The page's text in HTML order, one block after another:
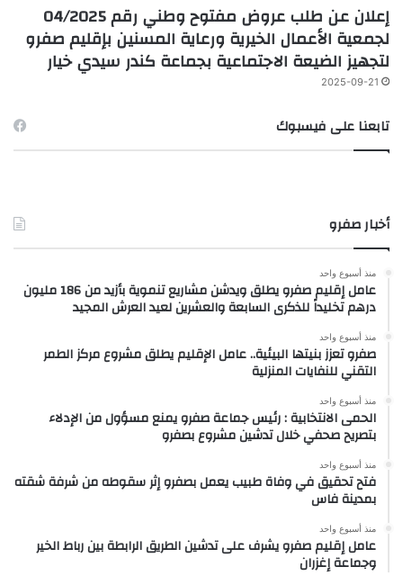
إعلان عن طلب عروض مفتوح وطني رقم 04/2025
لجمعية الأعمال الخيرية ورعاية المسنين بإقليم صفرو
لتجهيز الضيعة الاجتماعية بجماعة كندر سيدي خيار
2025-09-21
تابعنا على فيسبوك
أخبار صفرو
منذ أسبوع واحد
عامل إقليم صفرو يطلق ويدشن مشاريع تنموية بأزيد من 186 مليون
درهم تخليداً للذكرى السابعة والعشرين لعيد العرش المجيد
منذ أسبوع واحد
صفرو تعزز بنيتها البيئية.. عامل الإقليم يطلق مشروع مركز الطمر
التقني للنفايات المنزلية
منذ أسبوع واحد
الحمى الانتخابية : رئيس جماعة صفرو يمنع مسؤول من الإدلاء
بتصريح صحفي خلال تدشين مشروع بصفرو
منذ أسبوع واحد
فتح تحقيق في وفاة طبيب يعمل بصفرو إثر سقوطه من شرفة شقته
بمدينة فاس
منذ أسبوع واحد
عامل إقليم صفرو يشرف على تدشين الطريق الرابطة بين رباط الخير
وجماعة إغزران